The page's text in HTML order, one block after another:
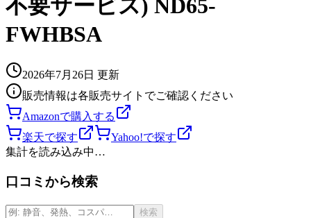
不要サービス) ND65-
FWHBSA
2026年7月26日 更新
販売情報は各販売サイトでご確認ください
Amazonで購入する
楽天で探す
Yahoo!で探す
集計を読み込み中…
口コミから検索
検索